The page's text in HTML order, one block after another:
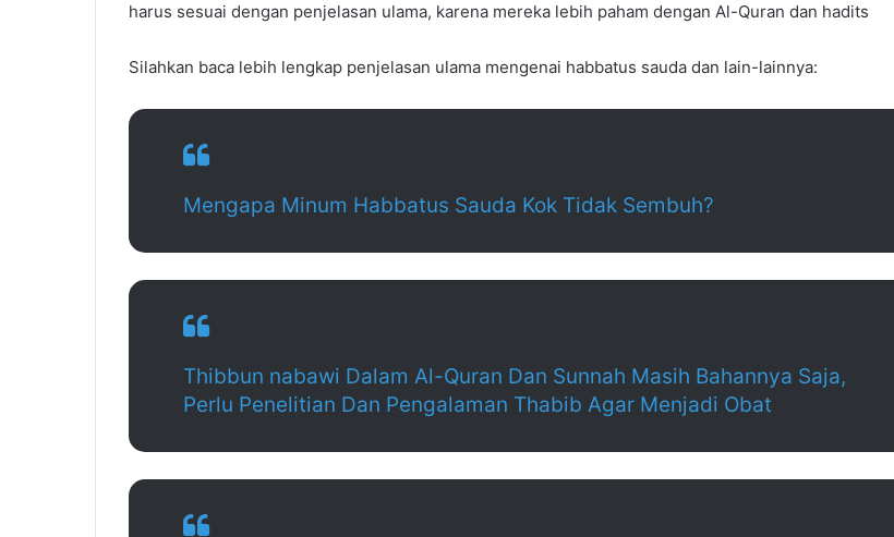
harus sesuai dengan penjelasan ulama, karena mereka lebih paham dengan Al-Quran dan hadits
Silahkan baca lebih lengkap penjelasan ulama mengenai habbatus sauda dan lain-lainnya:
Mengapa Minum Habbatus Sauda Kok Tidak Sembuh?
Thibbun nabawi Dalam Al-Quran Dan Sunnah Masih Bahannya Saja,
Perlu Penelitian Dan Pengalaman Thabib Agar Menjadi Obat